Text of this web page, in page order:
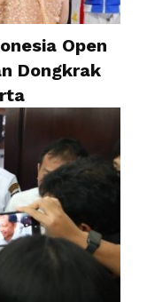
Open
Dongkrak